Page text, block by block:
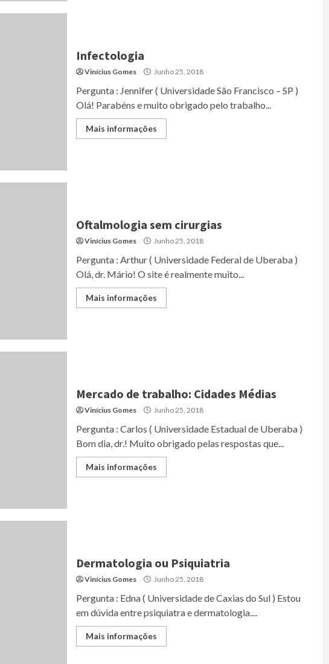
Infectologia
Vinícius Gomes Junho 25, 2018
Pergunta : Jennifer ( Universidade São Francisco – SP )
Olá! Parabéns e muito obrigado pelo trabalho...
Mais informações
Oftalmologia sem cirurgias
Vinícius Gomes Junho 25, 2018
Pergunta : Arthur ( Universidade Federal de Uberaba )
Olá, dr. Mário! O site é realmente muito...
Mais informações
Mercado de trabalho: Cidades Médias
Vinícius Gomes Junho 25, 2018
Pergunta : Carlos ( Universidade Estadual de Uberaba )
Bom dia, dr.! Muito obrigado pelas respostas que...
Mais informações
Dermatologia ou Psiquiatria
Vinícius Gomes Junho 25, 2018
Pergunta : Edna ( Universidade de Caxias do Sul ) Estou
em dúvida entre psiquiatra e dermatologia....
Mais informações